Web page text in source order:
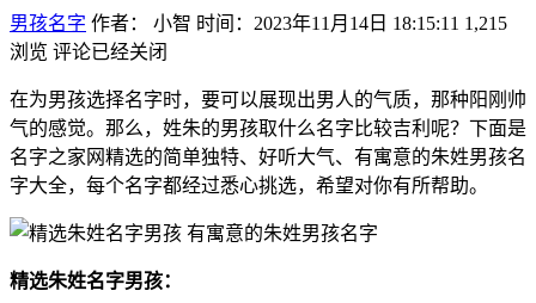
男孩名字 作者： 小智 时间：2023年11月14日 18:15:11 1,215
浏览 评论已经关闭
在为男孩选择名字时，要可以展现出男人的气质，那种阳刚帅
气的感觉。那么，姓朱的男孩取什么名字比较吉利呢？下面是
名字之家网精选的简单独特、好听大气、有寓意的朱姓男孩名
字大全，每个名字都经过悉心挑选，希望对你有所帮助。
精选朱姓名字男孩：